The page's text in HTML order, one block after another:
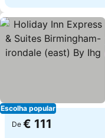
Escolha popular
De € 111